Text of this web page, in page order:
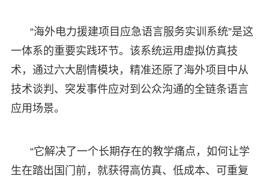
“海外电力援建项目应急语言服务实训系统”是这
一体系的重要实践环节。该系统运用虚拟仿真技
术，通过六大剧情模块，精准还原了海外项目中从
技术谈判、突发事件应对到公众沟通的全链条语言
应用场景。
“它解决了一个长期存在的教学痛点，如何让学
生在踏出国门前，就获得高仿真、低成本、可重复